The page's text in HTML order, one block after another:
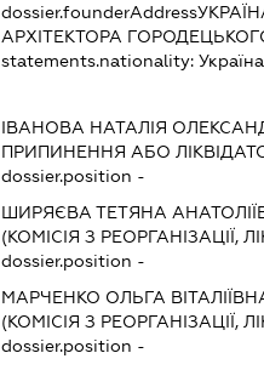
dossier.founderAddress
АРХІТЕКТОРА
statements.nationality:Україна
ІВАНОВА НАТАЛІЯ
ПРИПИНЕННЯ АБО
dossier.position -
ШИРЯЄВА ТЕТЯНА
(КОМІСІЯ З РЕОРГАНІЗАЦІЇ,
dossier.position -
МАРЧЕНКО ОЛЬГА
(КОМІСІЯ З РЕОРГАНІЗАЦІЇ,
dossier.position -